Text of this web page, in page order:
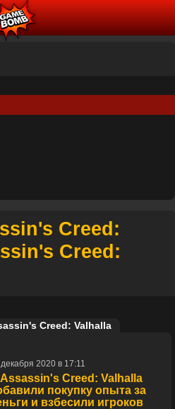
Creed:
Creed:
Creed: Valhalla
2020 в 17:11
Creed: Valhalla
покупку опыта за
и взбесили игроков